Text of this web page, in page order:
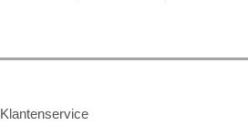
Klantenservice